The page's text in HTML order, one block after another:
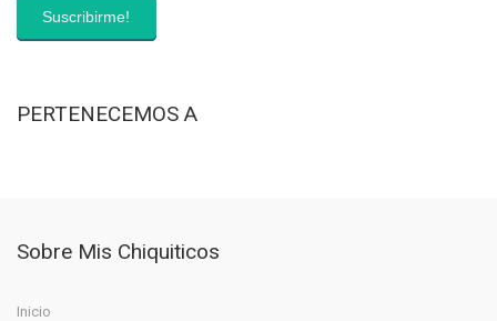
PERTENECEMOS A
Sobre Mis Chiquiticos
Inicio